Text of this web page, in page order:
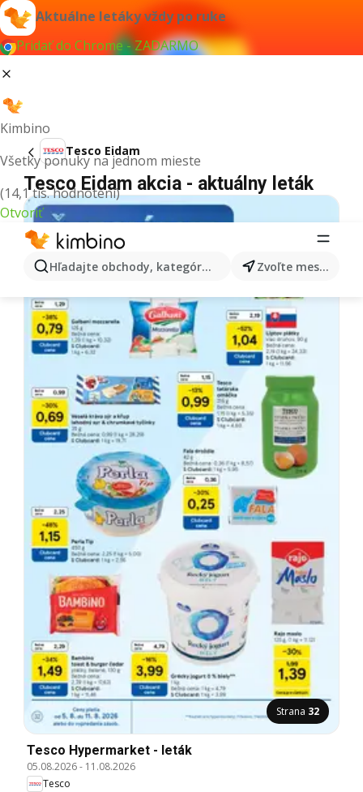
Aktuálne letáky vždy po ruke
Pridať do Chrome - ZADARMO
Kimbino
Všetky ponuky na jednom mieste
(14,1 tis. hodnotení)
Otvoriť
Hľadajte obchody, kategórie, produkty... Zvoľte mesto
Tesco Eidam
Tesco Eidam akcia - aktuálny leták
Strana 32
Tesco Hypermarket - leták
05.08.2026- 11.08.2026
Tesco